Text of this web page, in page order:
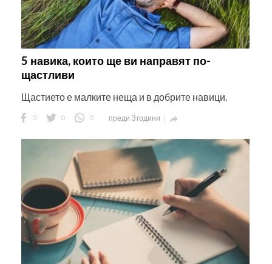
5 навика, които ще ви направят по-
щастливи
Щастието е малките неща и в добрите навици.
0 0 0 преди 3 години 